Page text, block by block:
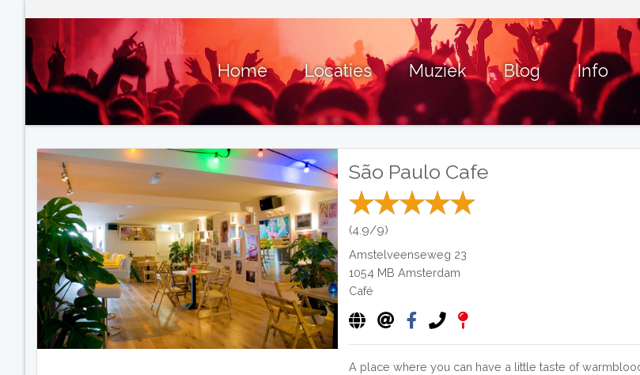
Home Locaties Muziek Blog Info
São Paulo Cafe
(4.9/9)
Amstelveenseweg 23
1054 MBAmsterdam
Café
A place where you can have a little taste of